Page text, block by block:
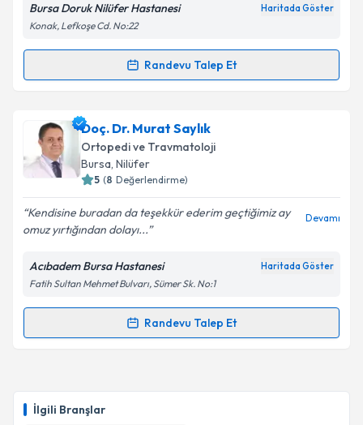
İlgili Branşlar
Kişisel verilerimin işlenmesine ilişkin
Aydınlatma
Metni'ni okudum ve kişisel verilerimin belirtilen
kapsamda işlenmesini kabul ediyorum.
Bursa Doruk Nilüfer Hastanesi Haritada Göster
Konak, Lefkoşe Cd. No:22
Randevu Talep Et
Randevu Takvimi Talebi
Op. Dr. Cahit Koçakiçin randevu takvimi talebi
oluşturun. Size bu uzmandan randevu almanız için bir
takvim hazırlandığında e-posta ile bilgilendireceğiz.
Kişisel verilerimin işlenmesine ilişkin
Aydınlatma
Metni'ni okudum ve kişisel verilerimin belirtilen
kapsamda işlenmesini kabul ediyorum.
Doç. Dr. Murat Saylık
Ortopedi ve Travmatoloji
Bursa, Nilüfer
5 (8 Değerlendirme)
Kendisine buradan da teşekkür ederim geçtiğimiz ay
omuz yırtığından dolayı...
Devamı
Acıbadem Bursa Hastanesi Haritada Göster
Fatih Sultan Mehmet Bulvarı, Sümer Sk. No:1
Randevu Talep Et
Randevu Takvimi Talebi
takvim hazırlandığında e-posta ile bilgilendireceğiz.